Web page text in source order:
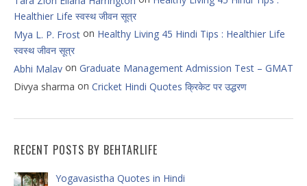
Healthier Life स्वस्थ जीवन सूत्र
Mya L. P. Frost on Healthy Living 45 Hindi Tips : Healthier Life
स्वस्थ जीवन सूत्र
Abhi Malav on Graduate Management Admission Test – GMAT
Divya sharma on Cricket Hindi Quotes क्रिकेट पर उद्धरण
RECENT POSTS BY BEHTARLIFE
Yogavasistha Quotes in Hindi